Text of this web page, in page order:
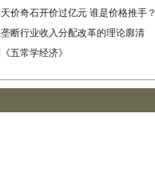
天价奇石开价过亿元 谁是价格推手？
垄断行业收入分配改革的理论廓清
《五常学经济》